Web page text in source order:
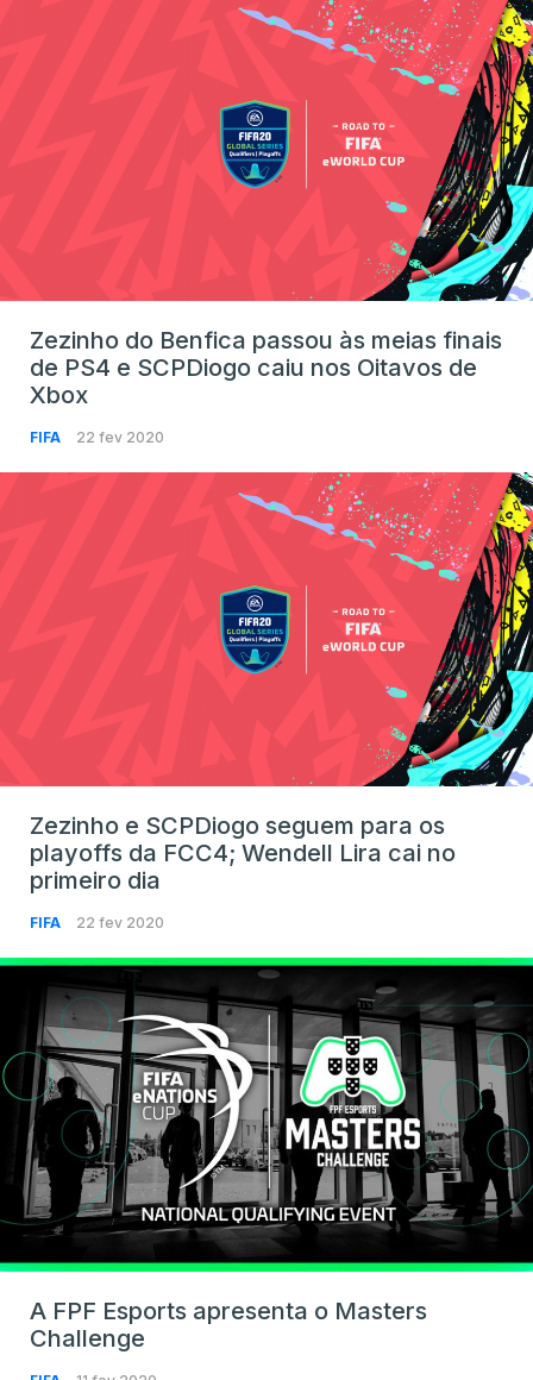
Zezinho do Benfica passou às meias finais
de PS4 e SCPDiogo caiu nos Oitavos de
Xbox
FIFA 22 fev 2020
Zezinho e SCPDiogo seguem para os
playoffs da FCC4; Wendell Lira cai no
primeiro dia
FIFA 22 fev 2020
A FPF Esports apresenta o Masters
Challenge